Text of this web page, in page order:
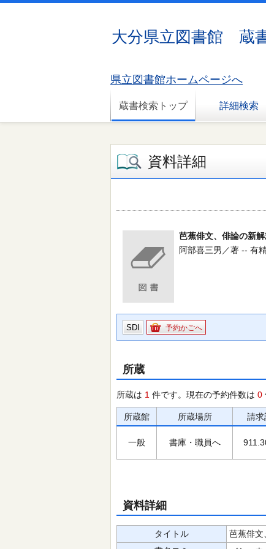
大分県立図書館 蔵
県立図書館ホームページへ
蔵書検索トップ 詳細検索
資料詳細
芭蕉俳文、俳論の新
阿部喜三男／著 -- 有
SDI 予約かごへ
所蔵
所蔵は 1 件です。現在の予約件数は 0
所蔵館 所蔵場所 請求
一般 書庫・職員へ
資料詳細
タイトル
芭蕉俳文